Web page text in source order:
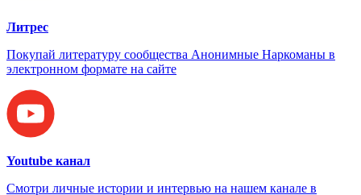
Литрес
Покупай литературу сообщества Анонимные Наркоманы в
электронном формате на сайте
Youtube канал
Смотри личные истории и интервью на нашем канале в